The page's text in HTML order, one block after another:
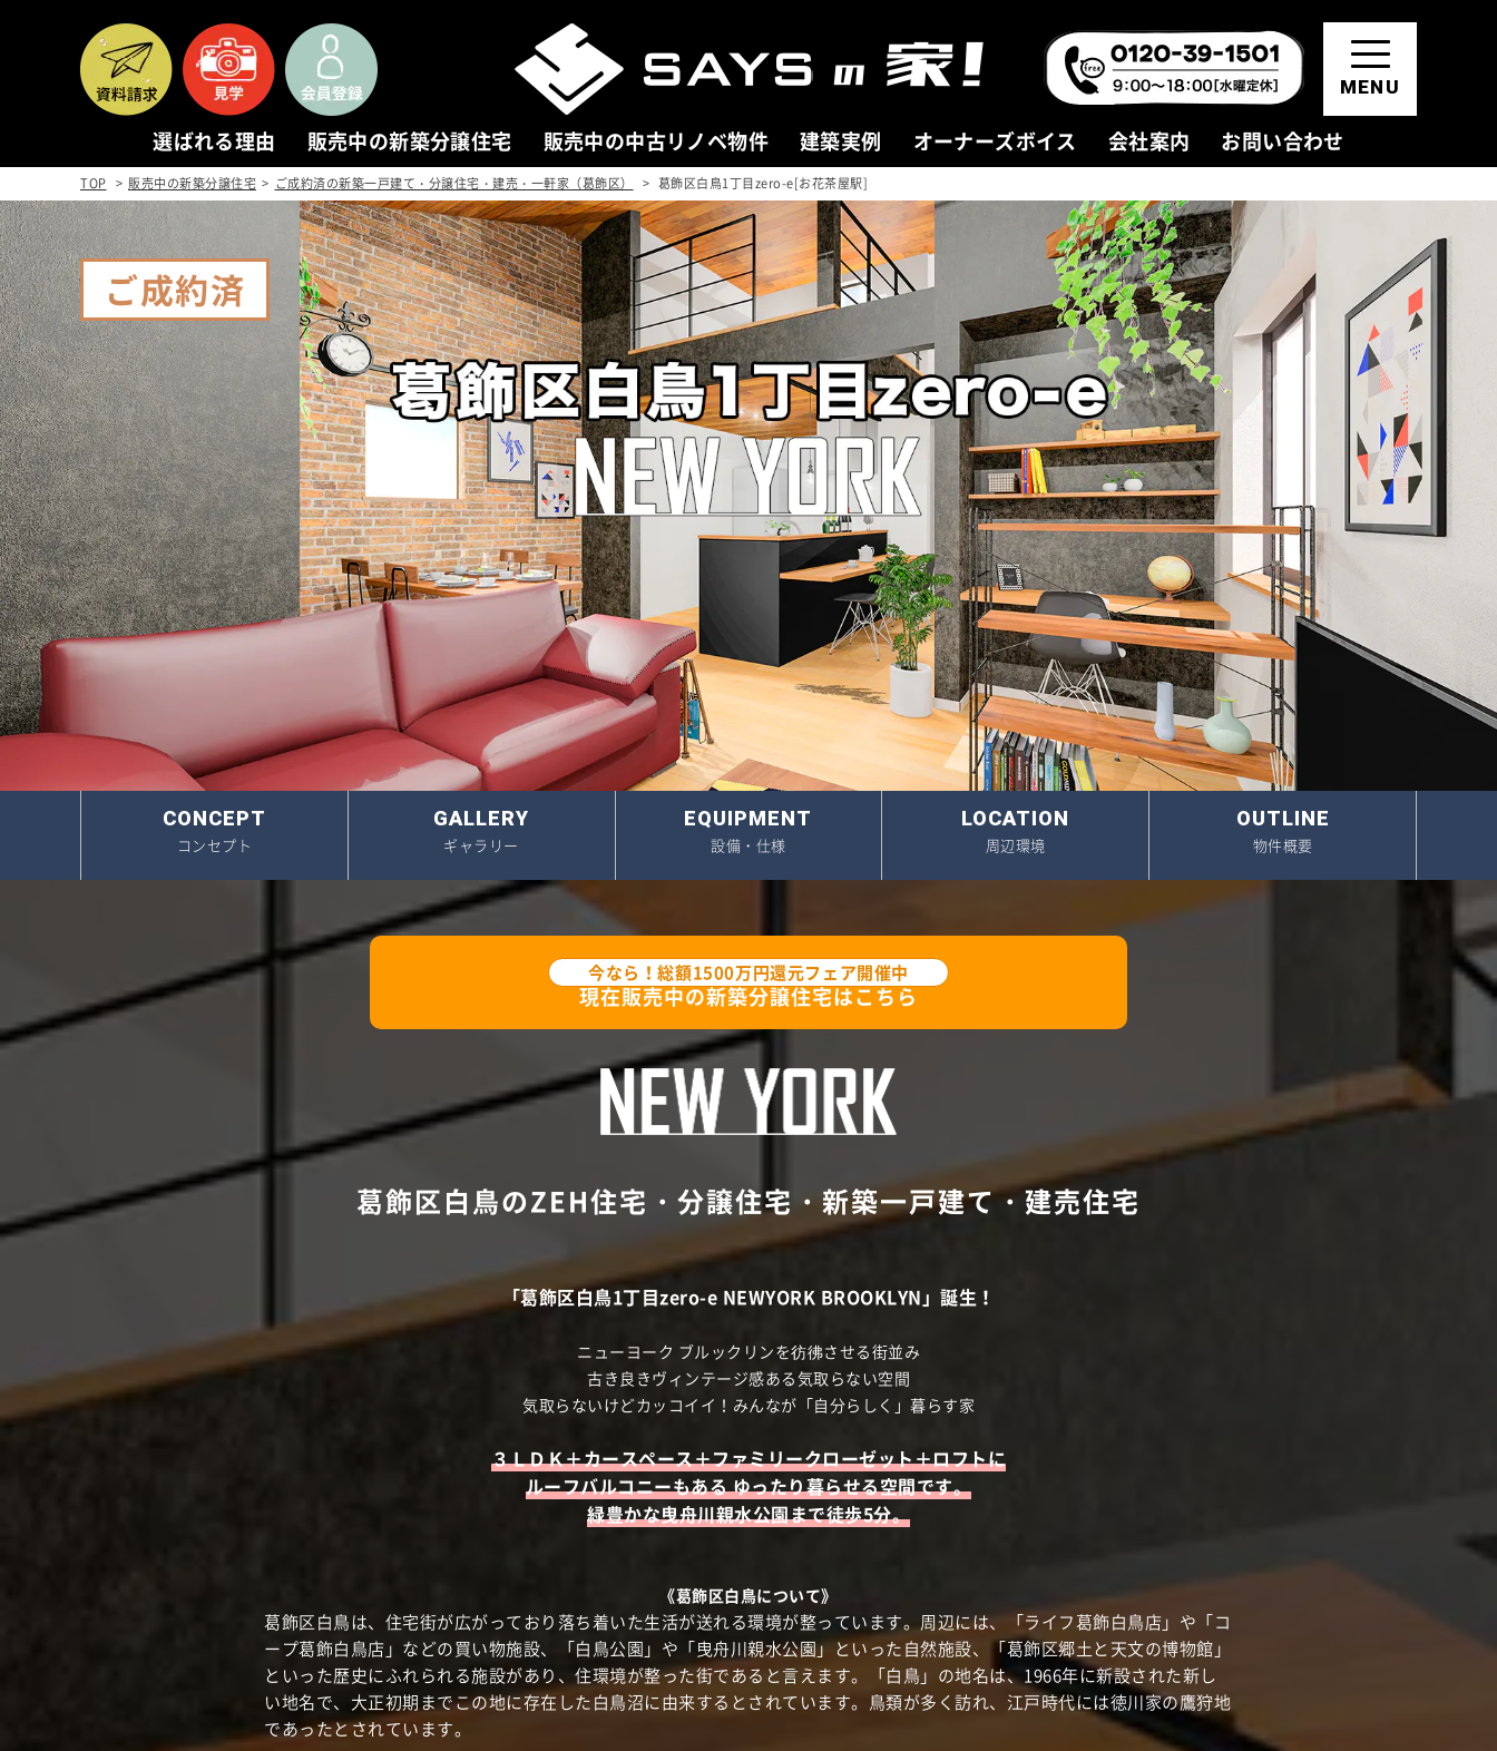
MENU
選ばれる理由 販売中の新築分譲住宅 販売中の中古リノベ物件 建築実例 オーナーズボイス 会社案内 お問い合わせ
REASON
選ばれる理由
1. 本物を追求する
2. 本物の家
3. 一生涯のパートナー
NEW HOUSE
販売中の新築分譲住宅
新築分譲住宅一覧
物件を探す
新規・未公開物件(会員限定)
ご成約済み物件
販売中の中古リノベ物件
COMPANY
会社案内
ごあいさつ
会社概要
アクセス
スタッフ紹介
採用情報
関連企業(セイズホーム)
資料請求・お問い合わせ
モデルハウス見学
会員登録(無料)
お知らせ
イベント情報
スタッフブログ
建築実例
オーナーズボイス
動画ギャラリー
家づくりワークショップ
ハウスメイキングラボ
（住宅コラム）
オーナーズ
耐震等級3の家づくり
不動産売却相談室
TOP 販売中の新築分譲住宅 ご成約済の新築一戸建て・分譲住宅・建売・一軒家（葛飾区） 葛飾区白鳥1丁目zero-e[お花茶屋駅]
CONCEPT
コンセプト
GALLERY
ギャラリー
EQUIPMENT
設備・仕様
LOCATION
周辺環境
OUTLINE
物件概要
ご成約済
今なら！総額1500万円還元フェア開催中
現在販売中の新築分譲住宅はこちら
葛飾区白鳥のZEH住宅・分譲住宅・新築一戸建て・建売住宅
「葛飾区白鳥1丁目zero-e NEWYORK BROOKLYN」誕生！
ニューヨーク ブルックリンを彷彿させる街並み
古き良きヴィンテージ感ある気取らない空間
気取らないけどカッコイイ！みんなが「自分らしく」暮らす家
３ＬＤＫ＋カースペース＋ファミリークローゼット＋ロフトに
ルーフバルコニーもある ゆったり暮らせる空間です。
緑豊かな曳舟川親水公園まで徒歩5分。
《葛飾区白鳥について》
葛飾区白鳥は、住宅街が広がっており落ち着いた生活が送れる環境が整っています。周辺には、「ライフ葛飾白鳥店」や「コ
ープ葛飾白鳥店」などの買い物施設、「白鳥公園」や「曳舟川親水公園」といった自然施設、「葛飾区郷土と天文の博物館」
といった歴史にふれられる施設があり、住環境が整った街であると言えます。「白鳥」の地名は、1966年に新設された新し
い地名で、大正初期までこの地に存在した白鳥沼に由来するとされています。鳥類が多く訪れ、江戸時代には徳川家の鷹狩地
であったとされています。